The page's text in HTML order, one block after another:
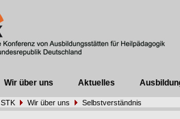
Wir über uns Aktuelles
STK Wir über uns Selbstverständnis